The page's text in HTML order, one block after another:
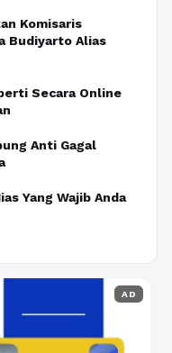
Komisaris
Budiyarto Alias
Secara Online
Anti Gagal
Yang Wajib Anda
AD